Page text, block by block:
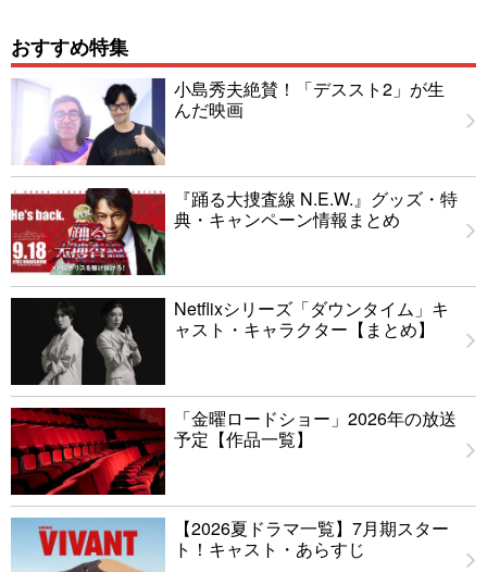
おすすめ特集
小島秀夫絶賛！「デススト2」が生
んだ映画
『踊る大捜査線 N.E.W.』グッズ・特
典・キャンペーン情報まとめ
Netflixシリーズ「ダウンタイム」キ
ャスト・キャラクター【まとめ】
「金曜ロードショー」2026年の放送
予定【作品一覧】
【2026夏ドラマ一覧】7月期スター
ト！キャスト・あらすじ